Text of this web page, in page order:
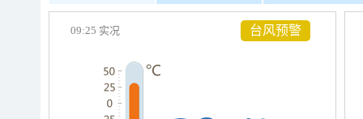
台风预警
09:25 实况